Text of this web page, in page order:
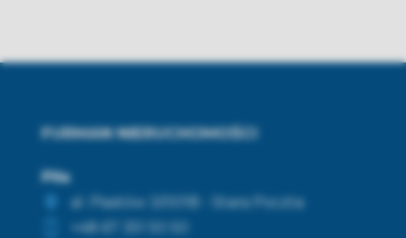
FURMAN NIERUCHOMOŚCI
Piła
al. Piastów 3/001B - Stara Poczta
+48 67 351 50 50